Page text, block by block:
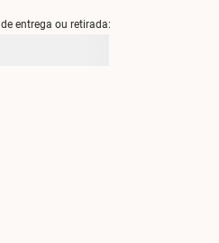
entrega ou retirada: